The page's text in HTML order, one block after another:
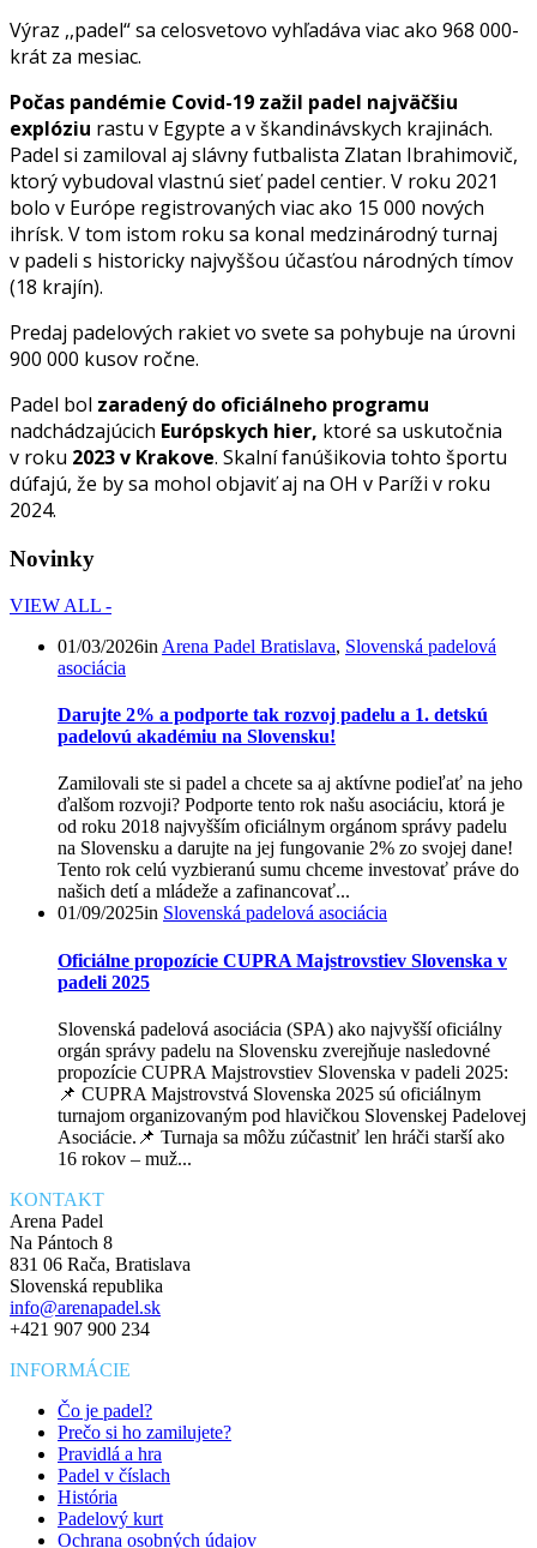
Výraz ,,padel“ sa celosvetovo vyhľadáva viac ako 968 000-
krát za mesiac.
Počas pandémie Covid-19 zažil padel najväčšiu
explóziu rastu v Egypte a v škandinávskych krajinách.
Padel si zamiloval aj slávny futbalista Zlatan Ibrahimovič,
ktorý vybudoval vlastnú sieť padel centier. V roku 2021
bolo v Európe registrovaných viac ako 15 000 nových
ihrísk. V tom istom roku sa konal medzinárodný turnaj
v padeli s historicky najvyššou účasťou národných tímov
(18 krajín).
Predaj padelových rakiet vo svete sa pohybuje na úrovni
900 000 kusov ročne.
Padel bol zaradený do oficiálneho programu
nadchádzajúcich Európskych hier, ktoré sa uskutočnia
v roku 2023 v Krakove. Skalní fanúšikovia tohto športu
dúfajú, že by sa mohol objaviť aj na OH v Paríži v roku
2024.
Novinky
VIEW ALL -
01/03/2026in Arena Padel Bratislava, Slovenská padelová
asociácia
Darujte 2% a podporte tak rozvoj padelu a 1. detskú
padelovú akadémiu na Slovensku!
Zamilovali ste si padel a chcete sa aj aktívne podieľať na jeho
ďalšom rozvoji? Podporte tento rok našu asociáciu, ktorá je
od roku 2018 najvyšším oficiálnym orgánom správy padelu
na Slovensku a darujte na jej fungovanie 2% zo svojej dane!
Tento rok celú vyzbieranú sumu chceme investovať práve do
našich detí a mládeže a zafinancovať...
01/09/2025in Slovenská padelová asociácia
Oficiálne propozície CUPRA Majstrovstiev Slovenska v
padeli 2025
Slovenská padelová asociácia (SPA) ako najvyšší oficiálny
orgán správy padelu na Slovensku zverejňuje nasledovné
propozície CUPRA Majstrovstiev Slovenska v padeli 2025:
📌 CUPRA Majstrovstvá Slovenska 2025 sú oficiálnym
turnajom organizovaným pod hlavičkou Slovenskej Padelovej
Asociácie.📌 Turnaja sa môžu zúčastniť len hráči starší ako
16 rokov – muž...
KONTAKT
Arena Padel
Na Pántoch 8
831 06 Rača, Bratislava
Slovenská republika
info@arenapadel.sk
+421 907 900 234
INFORMÁCIE
Čo je padel?
Prečo si ho zamilujete?
Pravidlá a hra
Padel v číslach
História
Padelový kurt
Ochrana osobných údajov